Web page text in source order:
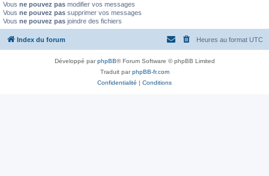
Vous ne pouvez pas modifier vos messages
Vous ne pouvez pas supprimer vos messages
Vous ne pouvez pas joindre des fichiers
Index du forum Heures au format UTC
Développé parphpBB® Forum Software © phpBB Limited
Traduit parphpBB-fr.com
Confidentialité | Conditions